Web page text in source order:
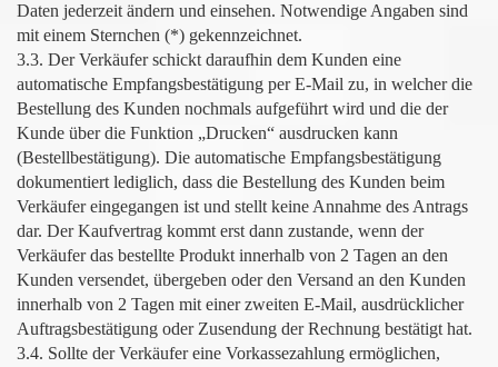
Daten jederzeit ändern und einsehen. Notwendige Angaben sind
mit einem Sternchen (*) gekennzeichnet.
3.3. Der Verkäufer schickt daraufhin dem Kunden eine
automatische Empfangsbestätigung per E-Mail zu, in welcher die
Bestellung des Kunden nochmals aufgeführt wird und die der
Kunde über die Funktion „Drucken“ ausdrucken kann
(Bestellbestätigung). Die automatische Empfangsbestätigung
dokumentiert lediglich, dass die Bestellung des Kunden beim
Verkäufer eingegangen ist und stellt keine Annahme des Antrags
dar. Der Kaufvertrag kommt erst dann zustande, wenn der
Verkäufer das bestellte Produkt innerhalb von 2 Tagen an den
Kunden versendet, übergeben oder den Versand an den Kunden
innerhalb von 2 Tagen mit einer zweiten E-Mail, ausdrücklicher
Auftragsbestätigung oder Zusendung der Rechnung bestätigt hat.
3.4. Sollte der Verkäufer eine Vorkassezahlung ermöglichen,